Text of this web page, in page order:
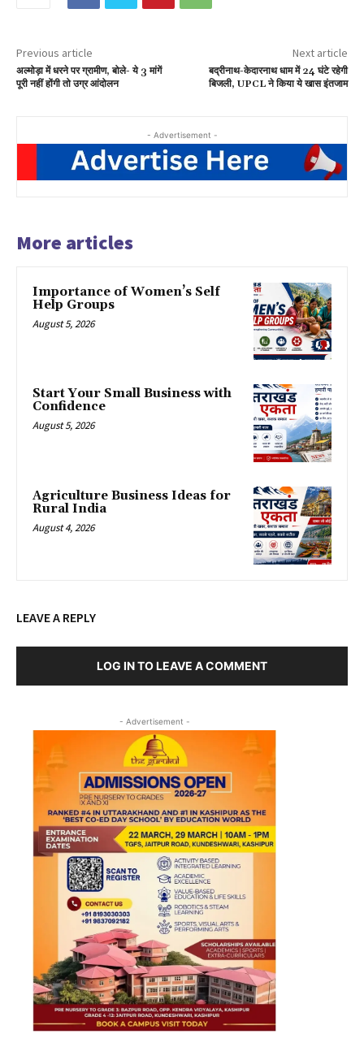
Previous article
अल्मोड़ा में धरने पर ग्रामीण, बोले- ये 3 मांगें
पूरी नहीं होंगी तो उग्र आंदोलन
Next article
बद्रीनाथ-केदारनाथ धाम में 24 घंटे रहेगी
बिजली, UPCL ने किया ये खास इंतजाम
- Advertisement -
More articles
Importance of Women’s Self
Help Groups
August 5, 2026
Start Your Small Business with
Confidence
August 5, 2026
Agriculture Business Ideas for
Rural India
August 4, 2026
LEAVE A REPLY
LOG IN TO LEAVE A COMMENT
- Advertisement -